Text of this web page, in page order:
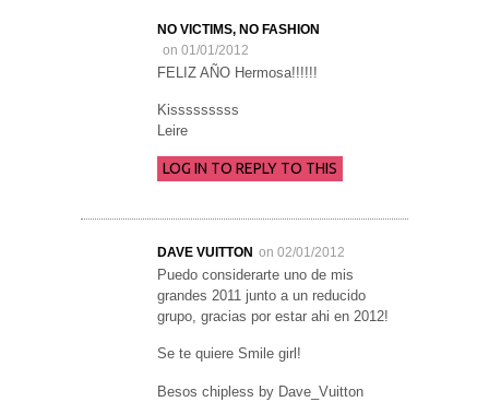
NO VICTIMS, NO FASHION
on 01/01/2012
FELIZ AÑO Hermosa!!!!!!
Kisssssssss
Leire
LOG IN TO REPLY TO THIS
DAVE VUITTON on 02/01/2012
Puedo considerarte uno de mis
grandes 2011 junto a un reducido
grupo, gracias por estar ahi en 2012!
Se te quiere Smile girl!
Besos chipless by Dave_Vuitton